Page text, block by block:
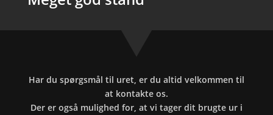
Har du spørgsmål til uret, er du altid velkommen til
at kontakte os.
Der er også mulighed for, at vi tager dit brugte ur i